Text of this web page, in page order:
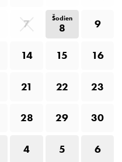
7 Šodien
8 9
14 15 16
21 22 23
28 29 30
4 5 6